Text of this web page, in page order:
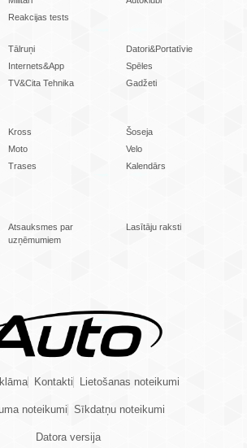
Reakcijas tests
Tālruņi
Datori&Portatīvie
Internets&App
Spēles
TV&Cita Tehnika
Gadžeti
Kross
Šoseja
Moto
Velo
Trases Kalendārs
Atsauksmes par
uzņēmumiem
Lasītāju raksti
Kontakti Lietošanas noteikumi
noteikumi Sīkdatņu noteikumi
Datora versija